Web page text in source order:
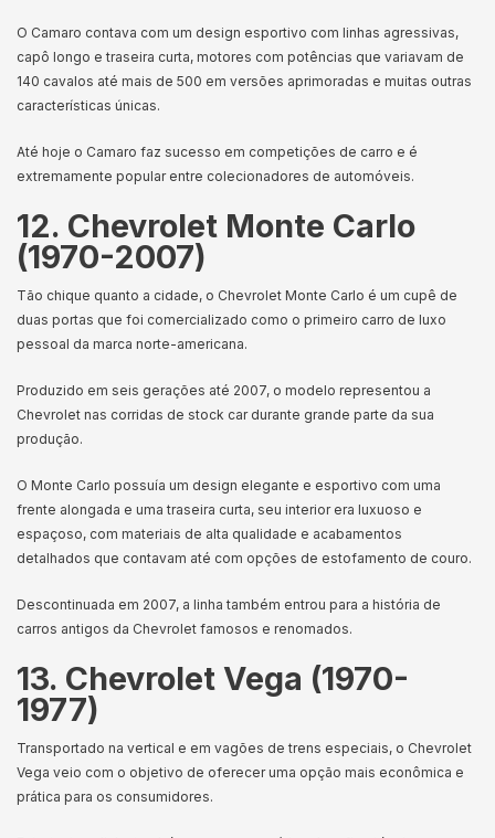
O Camaro contava com um design esportivo com linhas agressivas,
capô longo e traseira curta, motores com potências que variavam de
140 cavalos até mais de 500 em versões aprimoradas e muitas outras
características únicas.
Até hoje o Camaro faz sucesso em competições de carro e é
extremamente popular entre colecionadores de automóveis.
12. Chevrolet Monte Carlo
(1970-2007)
Tão chique quanto a cidade, o Chevrolet Monte Carlo é um cupê de
duas portas que foi comercializado como o primeiro carro de luxo
pessoal da marca norte-americana.
Produzido em seis gerações até 2007, o modelo representou a
Chevrolet nas corridas de stock car durante grande parte da sua
produção.
O Monte Carlo possuía um design elegante e esportivo com uma
frente alongada e uma traseira curta, seu interior era luxuoso e
espaçoso, com materiais de alta qualidade e acabamentos
detalhados que contavam até com opções de estofamento de couro.
Descontinuada em 2007, a linha também entrou para a história de
carros antigos da Chevrolet famosos e renomados.
13. Chevrolet Vega (1970-
1977)
Transportado na vertical e em vagões de trens especiais, o Chevrolet
Vega veio com o objetivo de oferecer uma opção mais econômica e
prática para os consumidores.